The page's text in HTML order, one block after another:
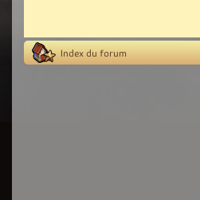
Index du forum